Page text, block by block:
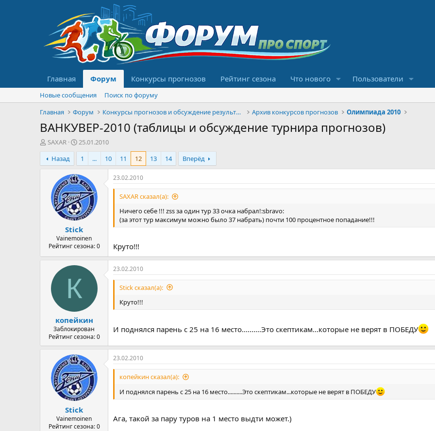
Главная Форум Конкурсы прогнозов Рейтинг сезона Что нового Пользователи
Новые сообщения
Поиск по форуму
Главная
Форум Конкурсы прогнозов и обсуждение результатов Архив конкурсов прогнозов Олимпиада 2010
ВАНКУВЕР-2010 (таблицы и обсуждение турнира прогнозов)
А
в
т
о
м
SAXAR
Д
а
а
н
а
ч
а
л
а
25.01.2010
Назад
1 ... 10 11 12 13 14 Вперёд
Stick
Vainemoinen
Рейтинг сезона: 0
23.02.2010
SAXAR сказал(а):
Ничего себе !!! zss за один тур 33 очка набрал!:sbravo:
(за этот тур максимум можно было 37 набрать) почти 100 процентное попадание!!!
Круто!!!
К
копейкин
Заблокирован
Рейтинг сезона: 0
23.02.2010
Stick сказал(а):
Круто!!!
И поднялся парень с 25 на 16 место..........Это скептикам...которые не верят в ПОБЕДУ
Stick
Vainemoinen
Рейтинг сезона: 0
23.02.2010
копейкин сказал(а):
И поднялся парень с 25 на 16 место..........Это скептикам...которые не верят в ПОБЕДУ
Ага, такой за пару туров на 1 место выдти может.)